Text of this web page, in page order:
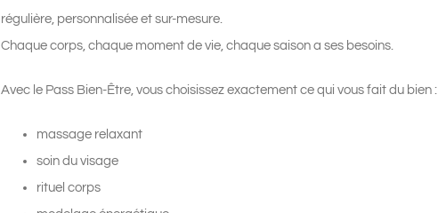
régulière, personnalisée et sur-mesure.
Chaque corps, chaque moment de vie, chaque saison a ses besoins.
Avec le Pass Bien-Être, vous choisissez exactement ce qui vous fait du bien :
massage relaxant
soin du visage
rituel corps